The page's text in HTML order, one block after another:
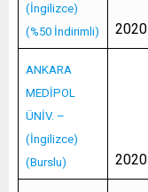
(İngilizce)
(%50 İndirimli)
2020
ANKARA
MEDİPOL
ÜNİV. –
(İngilizce)
(Burslu)
2020